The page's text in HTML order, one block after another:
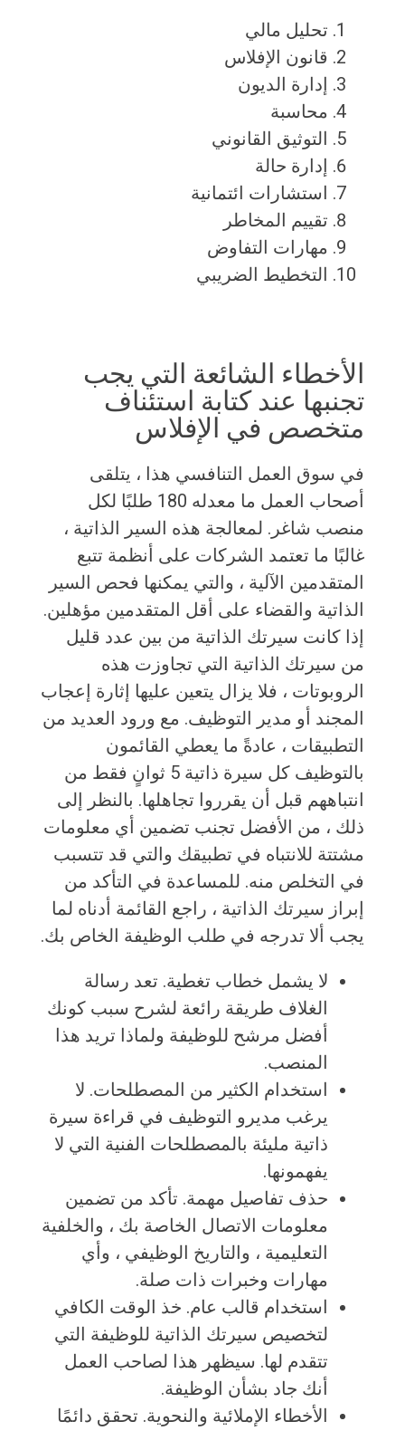
تحليل مالي
قانون الإفلاس
إدارة الديون
محاسبة
التوثيق القانوني
إدارة حالة
استشارات ائتمانية
تقييم المخاطر
مهارات التفاوض
التخطيط الضريبي
الأخطاء الشائعة التي يجب
تجنبها عند كتابة استئناف
متخصص في الإفلاس
في سوق العمل التنافسي هذا ، يتلقى
أصحاب العمل ما معدله 180 طلبًا لكل
منصب شاغر. لمعالجة هذه السير الذاتية ،
غالبًا ما تعتمد الشركات على أنظمة تتبع
المتقدمين الآلية ، والتي يمكنها فحص السير
الذاتية والقضاء على أقل المتقدمين مؤهلين.
إذا كانت سيرتك الذاتية من بين عدد قليل
من سيرتك الذاتية التي تجاوزت هذه
الروبوتات ، فلا يزال يتعين عليها إثارة إعجاب
المجند أو مدير التوظيف. مع ورود العديد من
التطبيقات ، عادةً ما يعطي القائمون
بالتوظيف كل سيرة ذاتية 5 ثوانٍ فقط من
انتباههم قبل أن يقرروا تجاهلها. بالنظر إلى
ذلك ، من الأفضل تجنب تضمين أي معلومات
مشتتة للانتباه في تطبيقك والتي قد تتسبب
في التخلص منه. للمساعدة في التأكد من
إبراز سيرتك الذاتية ، راجع القائمة أدناه لما
يجب ألا تدرجه في طلب الوظيفة الخاص بك.
لا يشمل خطاب تغطية. تعد رسالة
الغلاف طريقة رائعة لشرح سبب كونك
أفضل مرشح للوظيفة ولماذا تريد هذا
المنصب.
استخدام الكثير من المصطلحات. لا
يرغب مديرو التوظيف في قراءة سيرة
ذاتية مليئة بالمصطلحات الفنية التي لا
يفهمونها.
حذف تفاصيل مهمة. تأكد من تضمين
معلومات الاتصال الخاصة بك ، والخلفية
التعليمية ، والتاريخ الوظيفي ، وأي
مهارات وخبرات ذات صلة.
استخدام قالب عام. خذ الوقت الكافي
لتخصيص سيرتك الذاتية للوظيفة التي
تتقدم لها. سيظهر هذا لصاحب العمل
أنك جاد بشأن الوظيفة.
الأخطاء الإملائية والنحوية. تحقق دائمًا